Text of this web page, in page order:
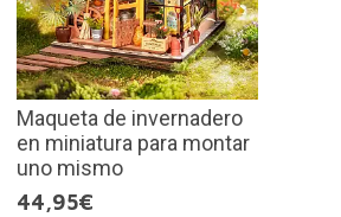
Maqueta de invernadero
en miniatura para montar
uno mismo
44,95€